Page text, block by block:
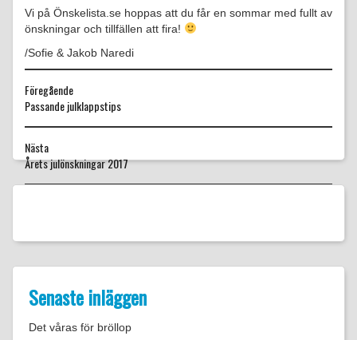
Vi på Önskelista.se hoppas att du får en sommar med fullt av
önskningar och tillfällen att fira!
/Sofie & Jakob Naredi
Föregående
Föregående
Passande julklappstips
Nästa
Nästa
Årets julönskningar 2017
Senaste inläggen
Det våras för bröllop